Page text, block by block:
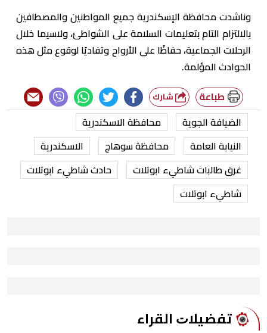
وناشدت محافظة الإسكندرية جميع المواطنين والمصطافين
بالالتزام التام بتعليمات السلامة على الشواطئ، ولاسيما خلال
الرحلات الجماعية، حفاظًا على الأرواح وتفاديًا لوقوع مثل هذه
الحوادث المؤلمة.
طباعة
الضيافة الجوية
محافظة الاسكندرية
النيابة العامة
محافظة سوهاج
الاسكندرية
غرق طالبات شاطيء ابوتلات
حادث شاطيء ابوتلات
شاطيء ابوتلات
ﺗﻔﻀﻴﻼﺕ اﻟﻘﺮاء